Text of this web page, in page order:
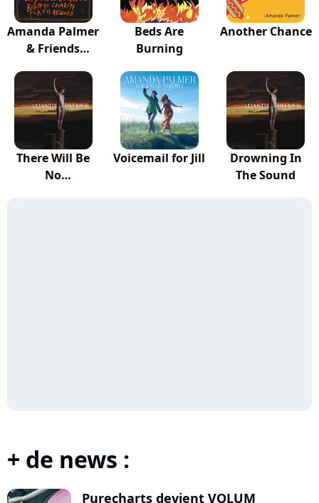
Amanda Palmer
& Friends
Beds Are
Burning
Another Chance
There Will Be
No
Voicemail for Jill
Drowning In
The Sound
+ de news :
Purecharts devient VOLUM